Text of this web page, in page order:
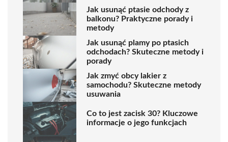
Jak usunąć ptasie odchody z
balkonu? Praktyczne porady i
metody
Jak usunąć plamy po ptasich
odchodach? Skuteczne metody i
porady
Jak zmyć obcy lakier z
samochodu? Skuteczne metody
usuwania
Co to jest zacisk 30? Kluczowe
informacje o jego funkcjach